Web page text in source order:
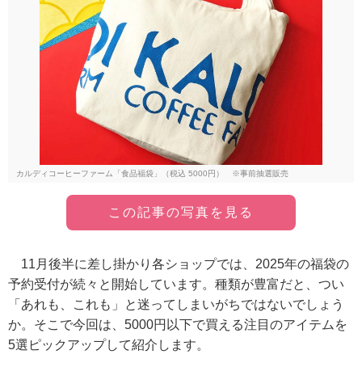
カルディコーヒーファーム「食品福袋」（税込 5000円） ※事前抽選販売
この記事の写真を見る
11月後半に差し掛かり各ショップでは、2025年の福袋の
予約受付が続々と開始しています。種類が豊富だと、つい
「あれも、これも」と迷ってしまいがちではないでしょう
か。そこで今回は、5000円以下で買える注目のアイテムを
5選ピックアップして紹介します。